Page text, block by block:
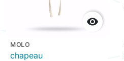

MOLO
chapeau